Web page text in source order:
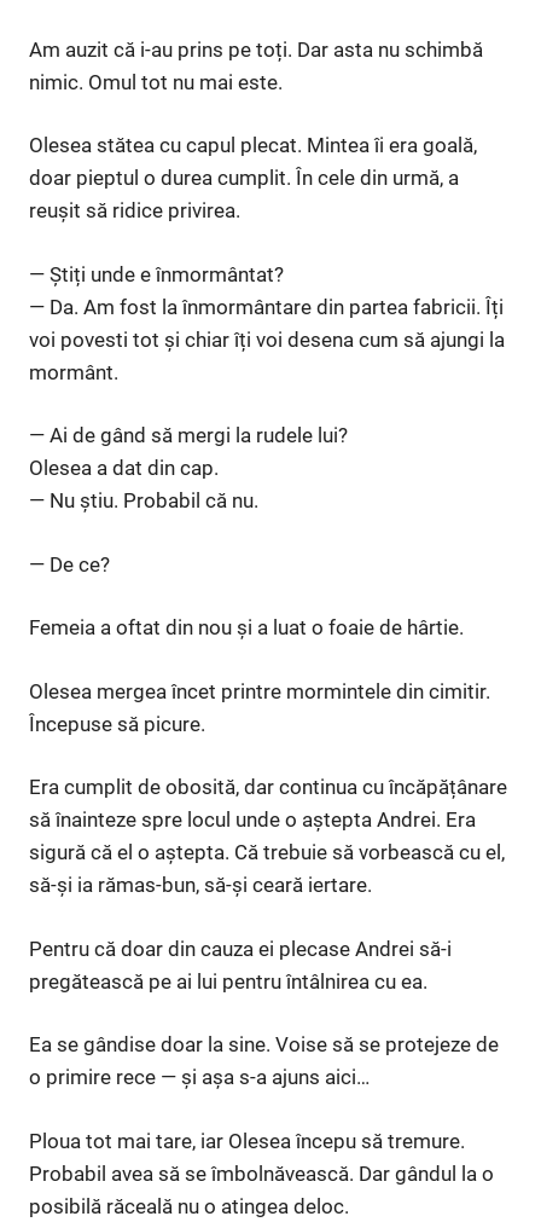
Am auzit că i-au prins pe toți. Dar asta nu schimbă
nimic. Omul tot nu mai este.
Olesea stătea cu capul plecat. Mintea îi era goală,
doar pieptul o durea cumplit. În cele din urmă, a
reușit să ridice privirea.
— Știți unde e înmormântat?
— Da. Am fost la înmormântare din partea fabricii. Îți
voi povesti tot și chiar îți voi desena cum să ajungi la
mormânt.
— Ai de gând să mergi la rudele lui?
Olesea a dat din cap.
— Nu știu. Probabil că nu.
— De ce?
Femeia a oftat din nou și a luat o foaie de hârtie.
Olesea mergea încet printre mormintele din cimitir.
Începuse să picure.
Era cumplit de obosită, dar continua cu încăpățânare
să înainteze spre locul unde o aștepta Andrei. Era
sigură că el o aștepta. Că trebuie să vorbească cu el,
să-și ia rămas-bun, să-și ceară iertare.
Pentru că doar din cauza ei plecase Andrei să-i
pregătească pe ai lui pentru întâlnirea cu ea.
Ea se gândise doar la sine. Voise să se protejeze de
o primire rece — și așa s-a ajuns aici…
Ploua tot mai tare, iar Olesea începu să tremure.
Probabil avea să se îmbolnăvească. Dar gândul la o
posibilă răceală nu o atingea deloc.